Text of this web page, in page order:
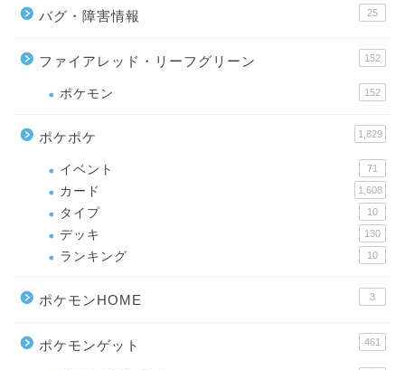
バグ・障害情報 25
ファイアレッド・リーフグリーン 152
ポケモン 152
ポケポケ 1,829
イベント 71
カード 1,608
タイプ 10
デッキ 130
ランキング 10
ポケモンHOME 3
ポケモンゲット 461